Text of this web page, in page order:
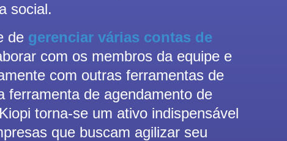
social.
de gerenciar várias contas de
com os membros da equipe e
com outras ferramentas de
ferramenta de agendamento de
torna-se um ativo indispensável
que buscam agilizar seu